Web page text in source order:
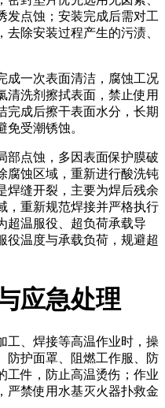
发点蚀；安装完成后需对工
除安装过程产生的污渍、
成一次表面清洁，腐蚀工况
清洗剂擦拭表面，禁止使用
完成后擦干表面水分，长期
受潮锈蚀。
部点蚀，多因表面保护膜破
腐蚀区域，重新进行酸洗钝
焊缝开裂，主要为焊后残余
，重新规范焊接并严格执行
超温服役、超负荷承载导
役温度与承载负荷，规避超
应急处理
工、焊接等高温作业时，操
防护面罩、阻燃工作服、防
工件，防止高温烫伤；作业
严禁使用水基灭火器扑救金